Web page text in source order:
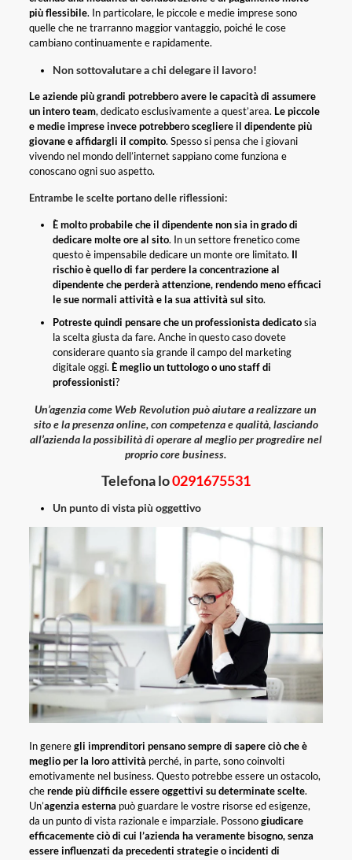
più flessibile. In particolare, le piccole e medie imprese sono
quelle che ne trarranno maggior vantaggio, poiché le cose
cambiano continuamente e rapidamente.
Non sottovalutare a chi delegare il lavoro!
Le aziende più grandi potrebbero avere le capacità di assumere
un intero team, dedicato esclusivamente a quest’area. Le piccole
e medie imprese invece potrebbero scegliere il dipendente più
giovane e affidargli il compito. Spesso si pensa che i giovani
vivendo nel mondo dell’internet sappiano come funziona e
conoscano ogni suo aspetto.
Entrambe le scelte portano delle riflessioni:
È molto probabile che il dipendente non sia in grado di
dedicare molte ore al sito. In un settore frenetico come
questo è impensabile dedicare un monte ore limitato. Il
rischio è quello di far perdere la concentrazione al
dipendente che perderà attenzione, rendendo meno efficaci
le sue normali attività e la sua attività sul sito.
Potreste quindi pensare che un professionista dedicatosia
la scelta giusta da fare. Anche in questo caso dovete
considerare quanto sia grande il campo del marketing
digitale oggi. È meglio un tuttologo o uno staff di
professionisti?
Un’agenzia come Web Revolution può aiutare a realizzare un
sito e la presenza online, con competenza e qualità, lasciando
all’azienda la possibilità di operare al meglio per progredire nel
proprio core business.
Telefona lo0291675531
Un punto di vista più oggettivo
In generegli imprenditori pensano sempre di sapere ciò che è
meglio per la loro attività perché, in parte, sono coinvolti
emotivamente nel business. Questo potrebbe essere un ostacolo,
cherende più difficile essere oggettivi su determinate scelte.
Un’agenzia esterna può guardare le vostre risorse ed esigenze,
da un punto di vista razionale e imparziale. Possonogiudicare
efficacemente ciò di cui l’azienda ha veramente bisogno, senza
essere influenzati da precedenti strategie o incidenti di